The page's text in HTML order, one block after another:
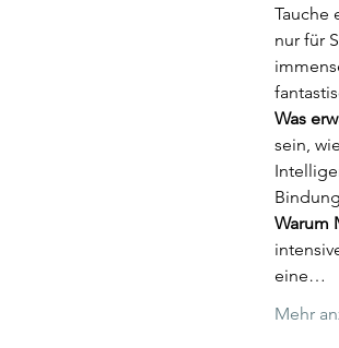
Tauche
nur für
Was
sein,
Warum
eine…
Mehr